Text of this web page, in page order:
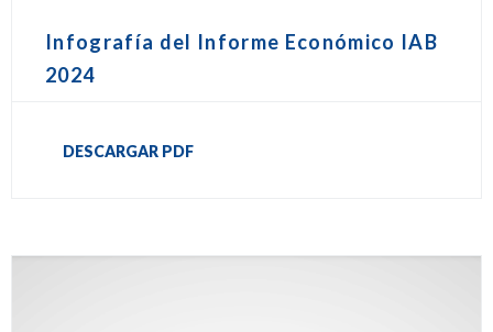
Infografía del Informe Económico IAB
2024
DESCARGAR PDF